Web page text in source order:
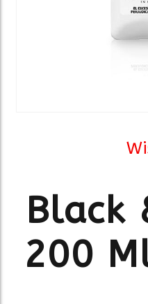
Black
200